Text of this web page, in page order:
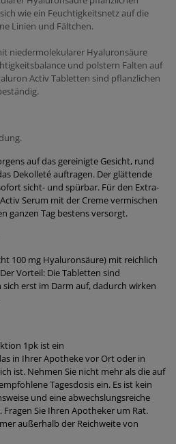
wie ein Feuchtigkeitsnetz auf die
Linien und Fältchen.
niedermolekularer Hyaluronsäure
und polstern Falten auf
Activ Tabletten sind pflanzlichen
auf das gereinigte Gesicht, rund
Dekolleté auftragen. Der glättende
sicht- und spürbar. Für den Extra-
Serum mit der Creme vermischen
ganzen Tag bestens versorgt.
100 mg Hyaluronsäure) mit reichlich
Vorteil: Die Tabletten sind
erst im Darm auf, dadurch wirken
1pk ist ein
in Ihrer Apotheke vor Ort oder in
ist. Nehmen Sie nicht mehr als die auf
Tagesdosis ein. Es ist kein
und eine abwechslungsreiche
Sie Ihren Apotheker um Rat.
außerhalb der Reichweite von